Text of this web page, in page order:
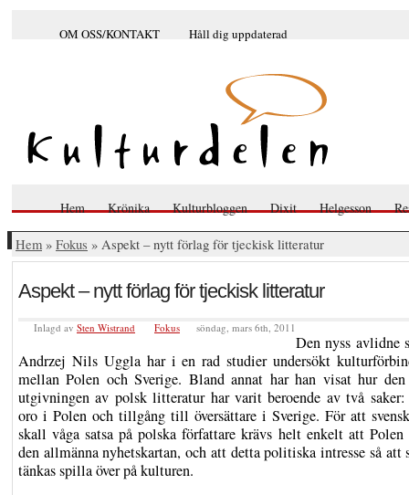
OM OSS/KONTAKT Håll dig uppdaterad
Hem Krönika Kulturbloggen Dixit Helgesson
Hem » Fokus » Aspekt – nytt förlag för tjeckisk litteratur
Aspekt – nytt förlag för tjeckisk litteratur
Inlagd av Sten Wistrand Fokus söndag, mars 6th, 2011
Den nyss avlidne
Andrzej Nils Uggla har i en rad studier undersökt
mellan Polen och Sverige. Bland annat har han visat hur den
utgivningen av polsk litteratur har varit beroende av två
oro i Polen och tillgång till översättare i Sverige. För att
skall våga satsa på polska författare krävs helt enkelt att Polen
den allmänna nyhetskartan, och att detta politiska intresse så att
tänkas spilla över på kulturen.